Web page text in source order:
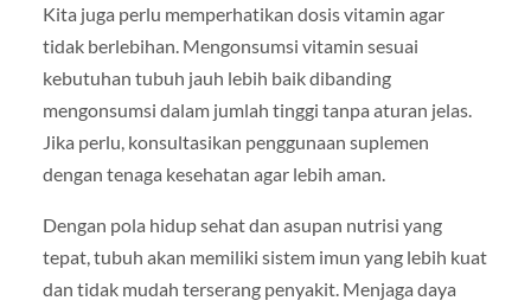
Kita juga perlu memperhatikan dosis vitamin agar
tidak berlebihan. Mengonsumsi vitamin sesuai
kebutuhan tubuh jauh lebih baik dibanding
mengonsumsi dalam jumlah tinggi tanpa aturan jelas.
Jika perlu, konsultasikan penggunaan suplemen
dengan tenaga kesehatan agar lebih aman.
Dengan pola hidup sehat dan asupan nutrisi yang
tepat, tubuh akan memiliki sistem imun yang lebih kuat
dan tidak mudah terserang penyakit. Menjaga daya